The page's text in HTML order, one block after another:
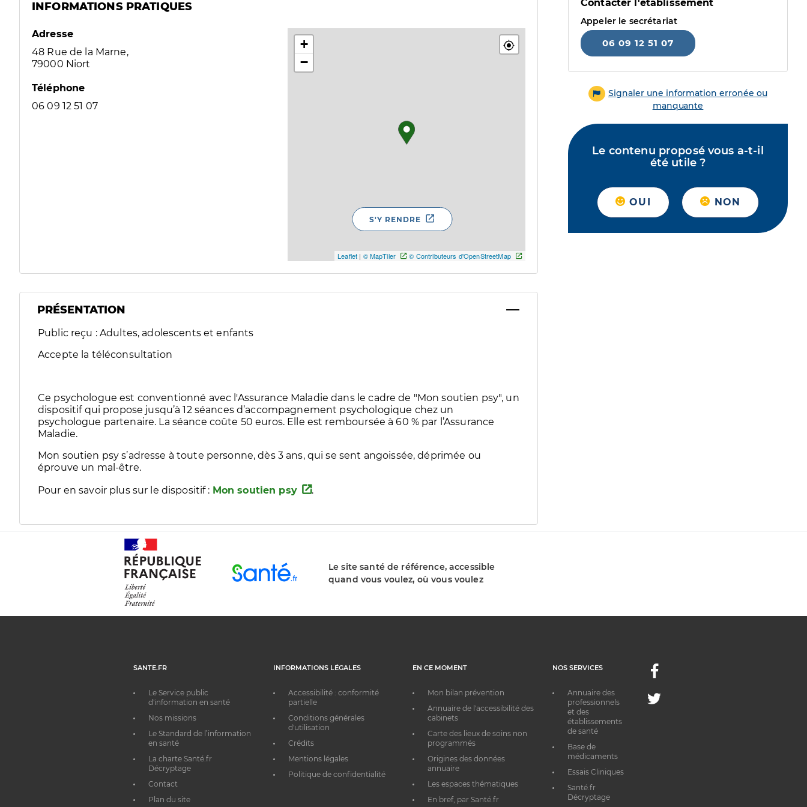
INFORMATIONS PRATIQUES
Adresse
48 Rue de la Marne,
79000 Niort
Téléphone
06 09 12 51 07
+
−
Leaflet | © MapTiler © Contributeurs d'OpenStreetMap
S'Y RENDRE
PRÉSENTATION
Public reçu : Adultes, adolescents et enfants
Accepte la téléconsultation
Ce psychologue est conventionné avec l'Assurance Maladie dans le cadre de "Mon soutien psy", un
dispositif qui propose jusqu’à 12 séances d’accompagnement psychologique chez un
psychologue partenaire. La séance coûte 50 euros. Elle est remboursée à 60 % par l’Assurance
Maladie.
Mon soutien psy s’adresse à toute personne, dès 3 ans, qui se sent angoissée, déprimée ou
éprouve un mal-être.
Pour en savoir plus sur le dispositif : Mon soutien psy .
Contacter l'établissement
Appeler le secrétariat
06 09 12 51 07
Signaler une information erronée ou
manquante
Le contenu proposé vous a-t-il
été utile ?
OUI NON
Le site santé de référence, accessible
quand vous voulez, où vous voulez
SANTE.FR
Le Service public
d'information en santé
Nos missions
Le Standard de l’information
en santé
La charte Santé.fr
Décryptage
Contact
Plan du site
INFORMATIONS LÉGALES
Accessibilité : conformité
partielle
Conditions générales
d'utilisation
Crédits
Mentions légales
Politique de confidentialité
EN CE MOMENT
Mon bilan prévention
Annuaire de l'accessibilité des
cabinets
Carte des lieux de soins non
programmés
Origines des données
annuaire
Les espaces thématiques
En bref, par Santé.fr
NOS SERVICES
Annuaire des
professionnels
et des
établissements
de santé
Base de
médicaments
Essais Cliniques
Santé.fr
Décryptage
Facebook
Twitter